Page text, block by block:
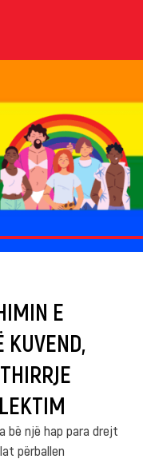
E
KUVEND,
bë një hap para drejt
përballen